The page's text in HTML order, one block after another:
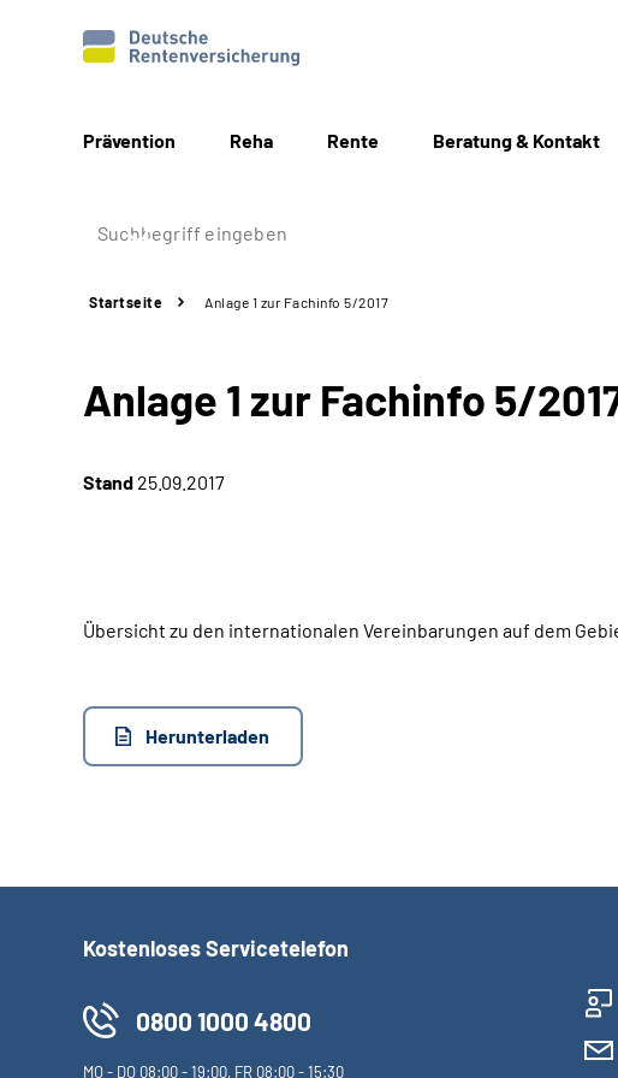
Prävention Reha Rente Beratung & Kontakt
Startseite Anlage 1 zur Fachinfo 5/2017
Anlage 1 zur Fachinfo 5/
Stand 25.09.2017
Übersicht zu den internationalen Vereinbarungen auf dem
Herunterladen
Kostenloses Servicetelefon
0800 1000 4800
MO- DO 08:00 - 19:00, FR 08:00 - 15:30